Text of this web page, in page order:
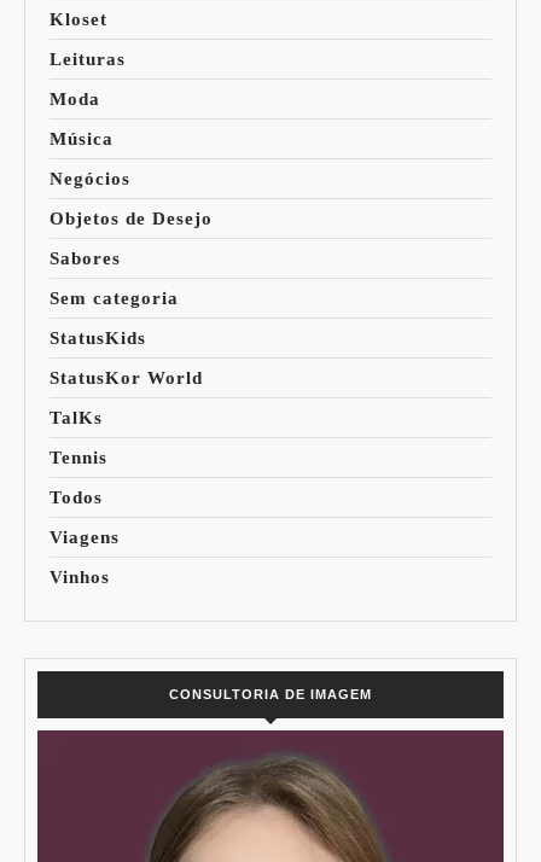
Kloset
Leituras
Moda
Música
Negócios
Objetos de Desejo
Sabores
Sem categoria
StatusKids
StatusKor World
TalKs
Tennis
Todos
Viagens
Vinhos
CONSULTORIA DE IMAGEM